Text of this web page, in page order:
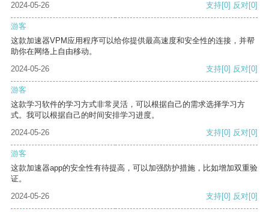
2024-05-26 支持[0] 反对[0]
游客
这款加速器VPM应用程序可以给你提供最高速度和安全性的连接，并帮
助你在网络上自由移动。
2024-05-26
支持[0] 反对[0]
游客
这款学习软件的学习方式非常灵活，可以根据自己的需求选择学习方
式。我可以根据自己的时间安排学习进度。
2024-05-26
支持[0] 反对[0]
游客
这款加速器app的安全性有待提高，可以加强防护措施，比如增加双重验
证。
2024-05-26
支持[0] 反对[0]